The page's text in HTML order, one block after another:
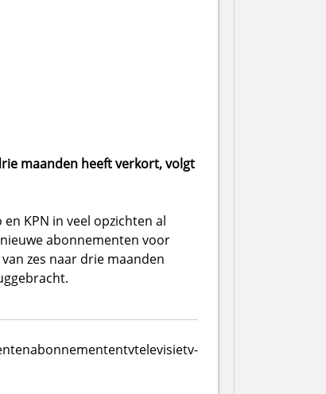
maanden heeft verkort, volgt
KPN in veel opzichten al
abonnementen voor
zes naar drie maanden
abonnemententvtelevisietv-